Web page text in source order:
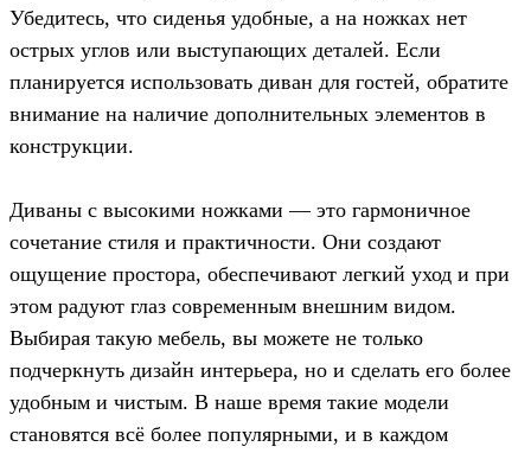
Убедитесь, что сиденья удобные, а на ножках нет
острых углов или выступающих деталей. Если
планируется использовать диван для гостей, обратите
внимание на наличие дополнительных элементов в
конструкции.
Диваны с высокими ножками — это гармоничное
сочетание стиля и практичности. Они создают
ощущение простора, обеспечивают легкий уход и при
этом радуют глаз современным внешним видом.
Выбирая такую мебель, вы можете не только
подчеркнуть дизайн интерьера, но и сделать его более
удобным и чистым. В наше время такие модели
становятся всё более популярными, и в каждом